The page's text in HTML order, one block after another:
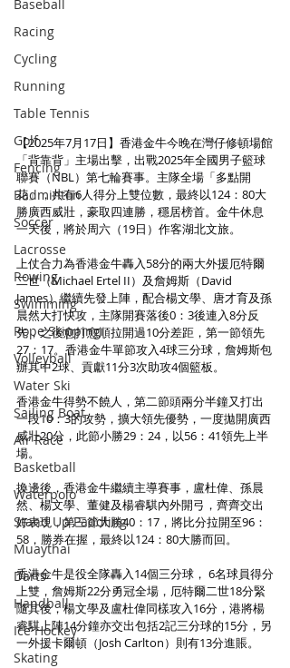
Baseball
Racing
Cycling
Running
Table Tennis
Golf
Fencing
Badminton
Soccer
Lacrosse
Rowing
Swimming
Rope Skipping
Volleyball
Water Ski
Sailing Boat
Air Race
Basketball
Waterpolo
Stand Up Paddling
Muaythai
Darts
Handball
Ice Hockey
Skating
【2025年7月17日】香港金牛今晚在灣仔修頓場館
「背靠背」主場出擊，出戰2025年全國男子籃球
聯賽（NBL）第七輪賽事。主隊全場「多點開
花」，共有6人得分上雙位數，最終以124：80大
勝廣西威壯，豪取四連勝，穩居榜首。金牛休息
一天後，將於周六（19日）作客湖北文旅。
上仗合力為香港金牛轟入58分的兩大外援厄特爾
二世（Michael Ertel II）及詹姆斯（David
James）繼續先發上陣，配合楊文學、唐才育及孫
晨然大打快攻，主隊開賽落後0：3後連入8分反
先，之後愈打愈順拉開過10分差距，第一節領先
27：17。香港金牛單節攻入4球三分球，詹姆斯包
辦其中2球、貢獻11分3次助攻4個籃板。
香港金牛得勢不饒人，第二節頭兩分半鐘又打出
一段10：3的攻勢，擴大領先優勢，一度拋開廣西
威壯20分，此節小勝29：24，以56：41領先上半
場。
換邊後，香港金牛繼續主導賽事，盧杜偉、孫晨
然、楊文學、董健及楊睿騏內外開弓，齊齊交出
好表現，第三節大勝40：17，將比分拉開至96：
58，勝券在握，最終以124：80大勝而回。
香港金牛是役全隊轟入14個三分球， 6名球員得分
上雙，詹姆斯22分勇冠全場，厄特爾二世18分緊
隨其後，楊文學及盧杜偉同樣攻入16分，港將楊
睿騏上陣14分鐘亦交出包括2記三分球的15分，另
一外援卡爾頓（Josh Carlton）則有13分進賬。